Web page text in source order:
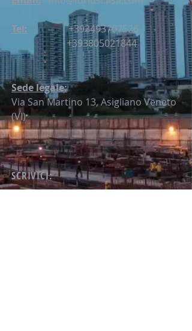
Tel:
+393493707526
+393805021844
Sede legale:
Via San Martino 13, Asigliano Veneto
(VI)
SCRIVICI: